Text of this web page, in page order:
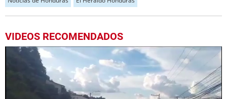
VIDEOS RECOMENDADOS